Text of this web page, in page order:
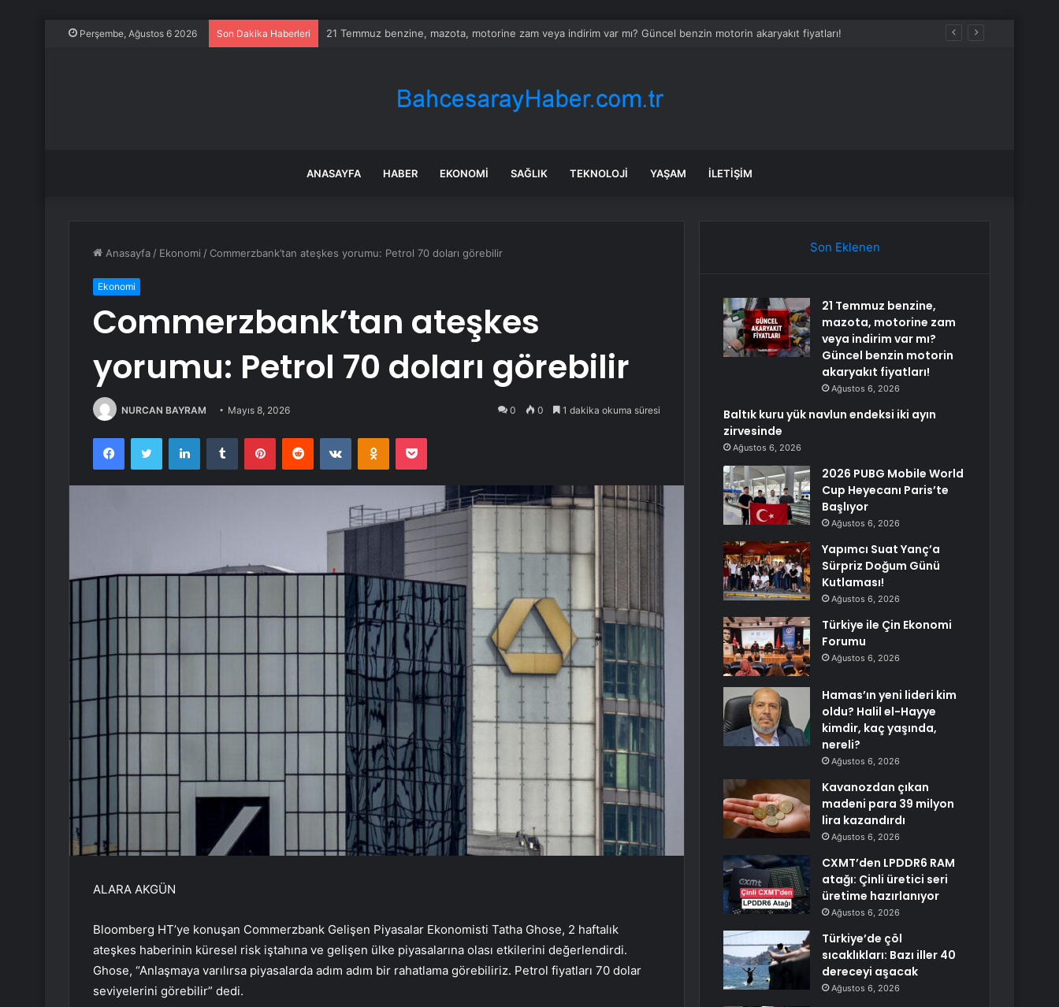
Perşembe, Ağustos 6 2026 Son Dakika Haberleri Baltık kuru yük navlun endeksi iki ayın zirvesinde
ANASAYFA HABER EKONOMI SAĞLIK TEKNOLOJI YAŞAM İLETIŞIM
Anasayfa / Ekonomi / Commerzbank’tan ateşkes yorumu: Petrol 70 doları görebilir
Ekonomi
Commerzbank’tan ateşkes
yorumu: Petrol 70 doları görebilir
NURCAN BAYRAM Mayıs 8, 2026 0 0 1 dakika okuma süresi
FacebookTwitter LinkedInTumblr PinterestReddit VKontakteOdnoklassniki
Pocket
ALARA AKGÜN
Bloomberg HT’ye konuşan Commerzbank Gelişen Piyasalar Ekonomisti Tatha Ghose, 2 haftalık
ateşkes haberinin küresel risk iştahına ve gelişen ülke piyasalarına olası etkilerini değerlendirdi.
Ghose, “Anlaşmaya varılırsa piyasalarda adım adım bir rahatlama görebiliriz. Petrol fiyatları 70 dolar
seviyelerini görebilir” dedi.
Son Eklenen
21 Temmuz benzine,
mazota, motorine zam
veya indirim var mı?
Güncel benzin motorin
akaryakıt fiyatları!
Ağustos 6, 2026
Baltık kuru yük navlun endeksi iki ayın
zirvesinde
Ağustos 6, 2026
2026 PUBG Mobile World
Cup Heyecanı Paris’te
Başlıyor
Ağustos 6, 2026
Yapımcı Suat Yanç’a
Sürpriz Doğum Günü
Kutlaması!
Ağustos 6, 2026
Türkiye ile Çin Ekonomi
Forumu
Ağustos 6, 2026
Hamas’ın yeni lideri kim
oldu? Halil el-Hayye
kimdir, kaç yaşında,
nereli?
Ağustos 6, 2026
Kavanozdan çıkan
madeni para 39 milyon
lira kazandırdı
Ağustos 6, 2026
CXMT’den LPDDR6 RAM
atağı: Çinli üretici seri
üretime hazırlanıyor
Ağustos 6, 2026
Türkiye’de çöl
sıcaklıkları: Bazı iller 40
dereceyi aşacak
Ağustos 6, 2026